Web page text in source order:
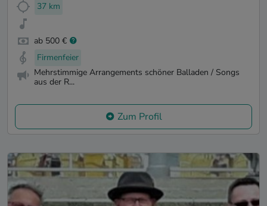
37 km
ab 500 €
Firmenfeier
Mehrstimmige Arrangements schöner Balladen / Songs
aus der R...
Zum Profil